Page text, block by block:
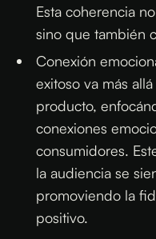
Esta coherencia
sino que también
Conexión
exitoso va más
producto,
conexiones
consumidores.
la audiencia se
promoviendo la
positivo.